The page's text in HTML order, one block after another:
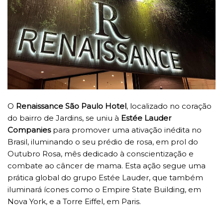
O Renaissance São Paulo Hotel, localizado no coração
do bairro de Jardins, se uniu à Estée Lauder
Companiespara promover uma ativação inédita no
Brasil, iluminando o seu prédio de rosa, em prol do
Outubro Rosa, mês dedicado à conscientização e
combate ao câncer de mama. Esta ação segue uma
prática global do grupo Estée Lauder, que também
iluminará ícones como o Empire State Building, em
Nova York, e a Torre Eiffel, em Paris.